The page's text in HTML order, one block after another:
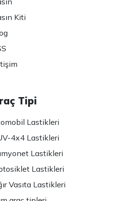
Kiti
Tipi
Lastikleri
4x4 Lastikleri
Lastikleri
Lastikleri
Vasıta Lastikleri